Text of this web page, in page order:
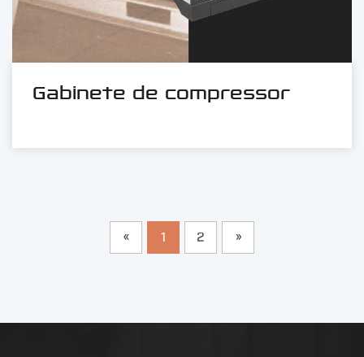
Gabinete de compressor
« 1 2 »